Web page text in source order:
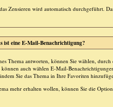
Zensieren wird automatisch durchgeführt.
ist eine E-Mail-Benachrichtigung?
Thema antworten, können Sie wählen,
auch wählen E-Mail-
Sie das Thema in Ihre Favoriten
mehr erhalten wollen, können Sie die